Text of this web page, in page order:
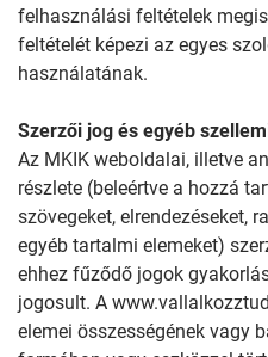
felhasználási feltételek
feltételét képezi az egyes
használatának.
Szerzői jog és egyéb
Az MKIK weboldalai, illetve
részlete (beleértve a hozzá
szövegeket, elrendezéseket,
egyéb tartalmi elemeket)
ehhez fűződő jogok
jogosult. A
elemei összességének vagy